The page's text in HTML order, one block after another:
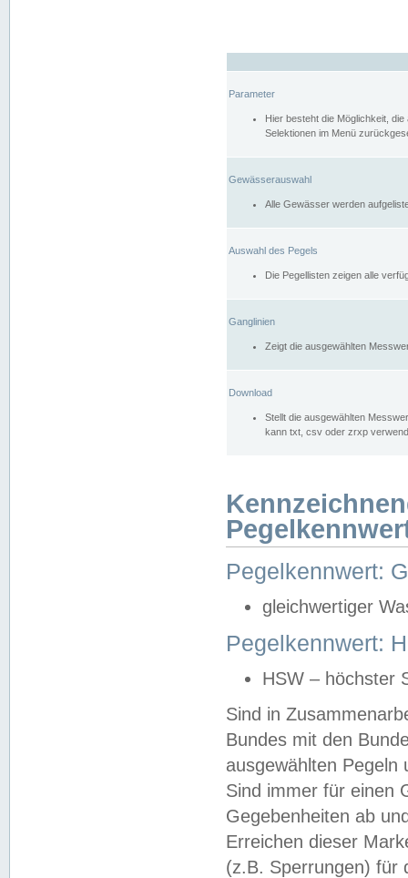
Parameter
Hier besteht die Möglichkeit,
Selektionen im Menü
Gewässerauswahl
Alle Gewässer werden
Auswahl des Pegels
Die Pegellisten zeigen alle
Ganglinien
Zeigt die ausgewählten
Download
Stellt die ausgewählten
kann txt, csv oder zrxp
Pegelkennwert:
gleichwertiger
Pegelkennwert:
HSW – höchster
Sind in
Bundes mit den
ausgewählten
Sind immer für einen
Gegebenheiten ab
Erreichen dieser
(z.B. Sperrungen) für